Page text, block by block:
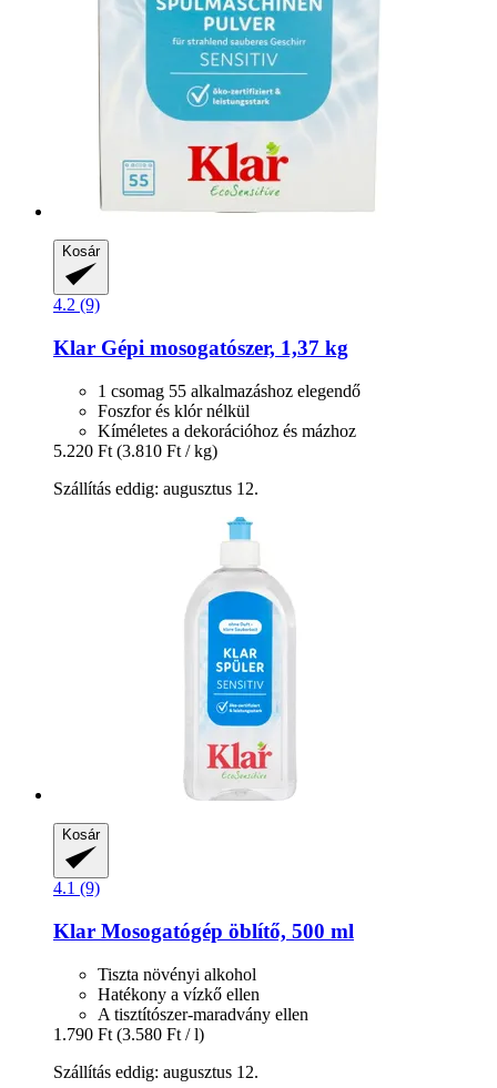
Kosár
4.2 (9)
Klar Gépi mosogatószer, 1,37 kg
1 csomag 55 alkalmazáshoz elegendő
Foszfor és klór nélkül
Kíméletes a dekorációhoz és mázhoz
5.220 Ft (3.810 Ft / kg)
Szállítás eddig: augusztus 12.
Kosár
4.1 (9)
Klar Mosogatógép öblítő, 500 ml
Tiszta növényi alkohol
Hatékony a vízkő ellen
A tisztítószer-maradvány ellen
1.790 Ft (3.580 Ft / l)
Szállítás eddig: augusztus 12.